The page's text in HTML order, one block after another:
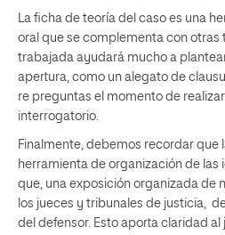
La ficha de teoría del caso es una
oral que se complementa con otras
trabajada ayudará mucho a
apertura, como un alegato de
re preguntas el momento de
interrogatorio.
Finalmente, debemos recordar que
herramienta de organización de las
que, una exposición organizada de
los jueces y tribunales de justicia,
del defensor. Esto aporta claridad